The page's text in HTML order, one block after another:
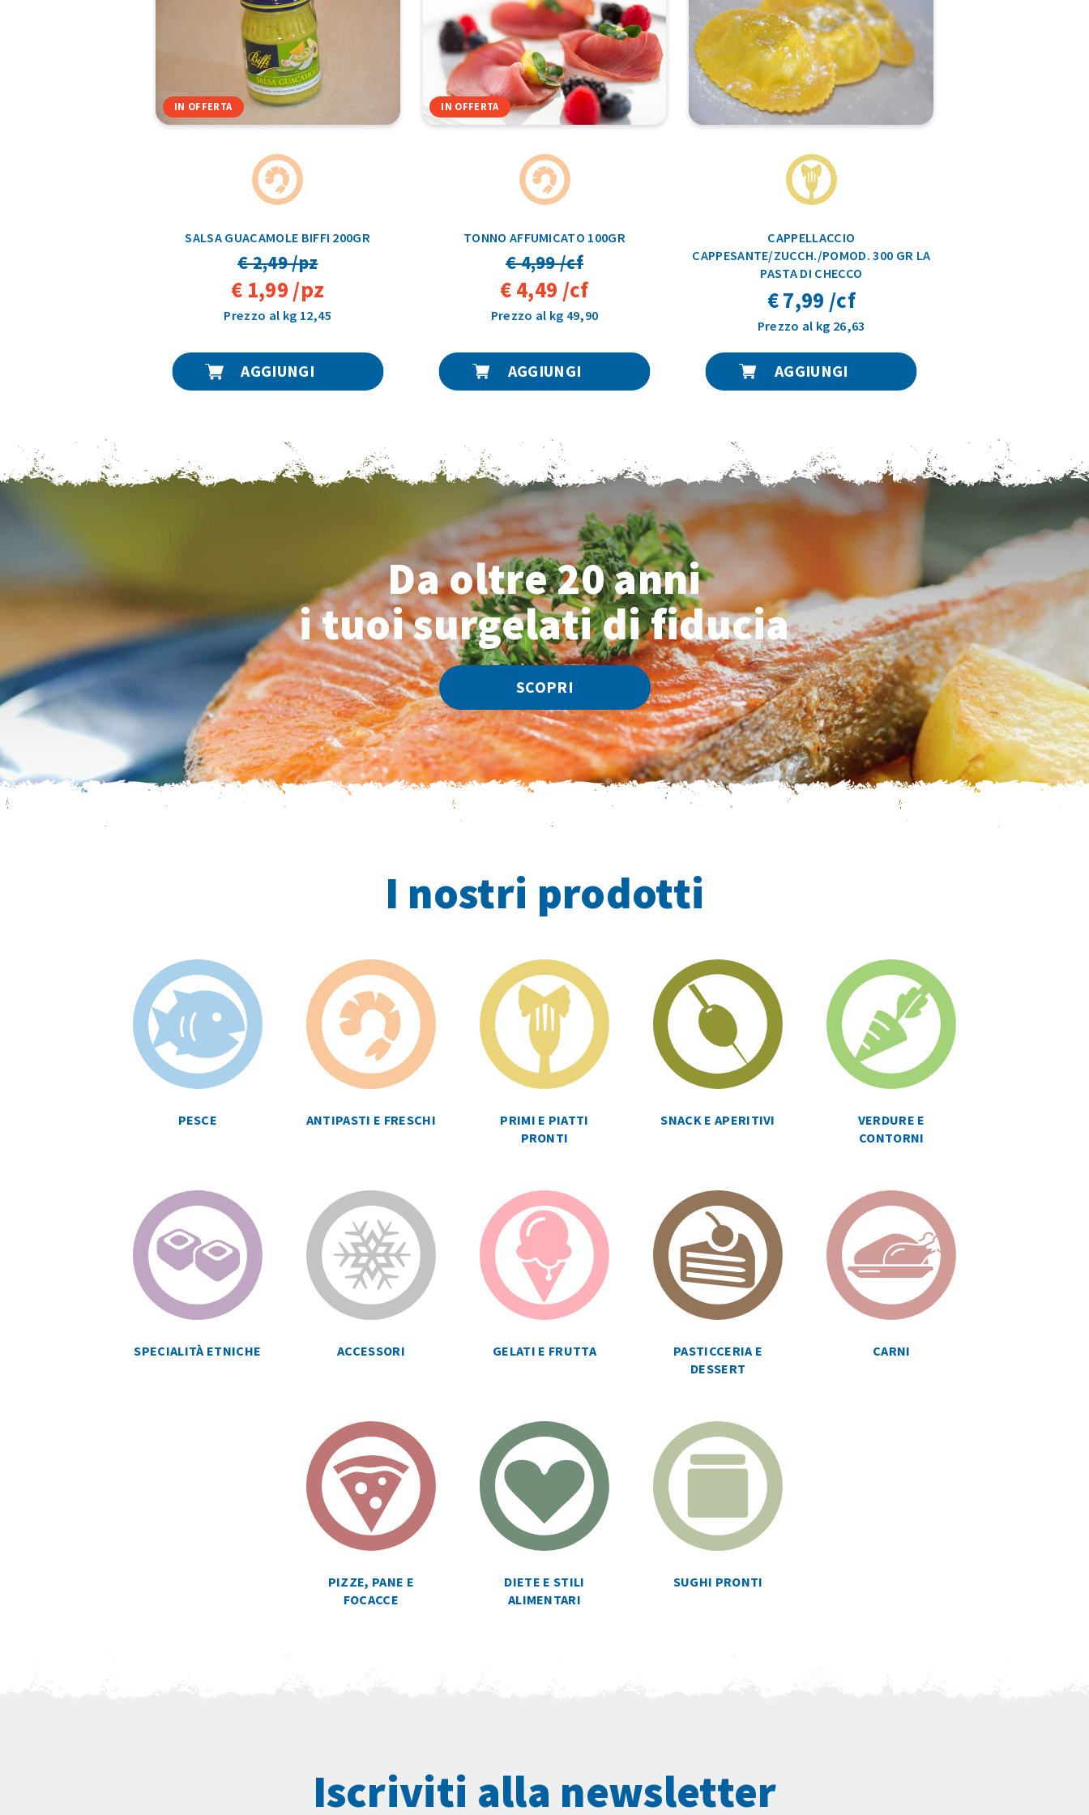
IN OFFERTA
SALSA GUACAMOLE BIFFI 200GR
€ 2,49 /pz
€ 1,99 /pz
Prezzo al kg 12,45
AGGIUNGI
IN OFFERTA
TONNO AFFUMICATO 100GR
€ 4,99 /cf
€ 4,49 /cf
Prezzo al kg 49,90
AGGIUNGI
CAPPELLACCIO
CAPPESANTE/ZUCCH./POMOD. 300 GR LA
PASTA DI CHECCO
€ 7,99 /cf
Prezzo al kg 26,63
AGGIUNGI
Da oltre 20 anni
i tuoi surgelati di fiducia
SCOPRI
I nostri prodotti
PESCE ANTIPASTI E FRESCHI
PRIMI E PIATTI
PRONTI
SNACK E APERITIVI
VERDURE E
CONTORNI
SPECIALITÀ ETNICHE ACCESSORI GELATI E FRUTTA
PASTICCERIA E
DESSERT
CARNI
PIZZE, PANE E
FOCACCE
DIETE E STILI
ALIMENTARI
SUGHI PRONTI
Iscriviti alla newsletter